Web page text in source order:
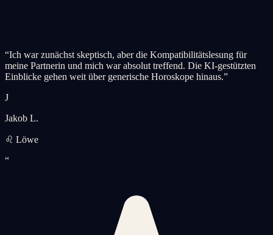
“Ich war zunächst skeptisch, aber die Kompatibilitätslesung für
meine Partnerin und mich war absolut treffend. Die KI-gestützten
Einblicke gehen weit über generische Horoskope hinaus.”
J
Jakob L.
♌ Löwe
“